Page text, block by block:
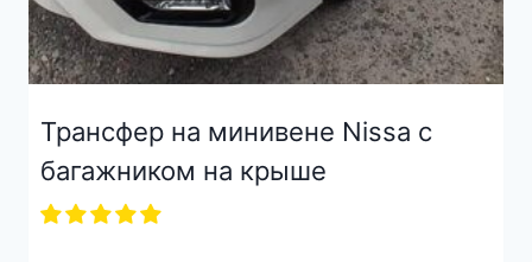
Трансфер на минивене Nissa с
багажником на крыше